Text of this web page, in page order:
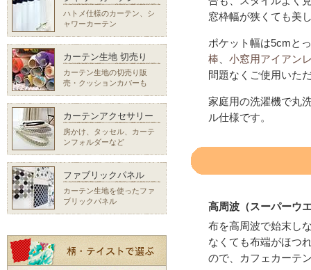
窓枠幅が狭くても美
ポケット幅は5cmと
棒
小窓用アイアン
問題なくご使用いた
家庭用の洗濯機で丸
ル仕様です。
高周波（スーパーウ
布を高周波で始末し
なくても布端がほつ
ので、カフェカーテ
ハトメ仕様のカーテン、シ
ャワーカーテン
カーテン生地 切売り
カーテン生地の切売り販
売・クッションカバーも
カーテンアクセサリー
房かけ、タッセル、カーテ
ンフォルダーなど
ファブリックパネル
カーテン生地を使ったファ
ブリックパネル